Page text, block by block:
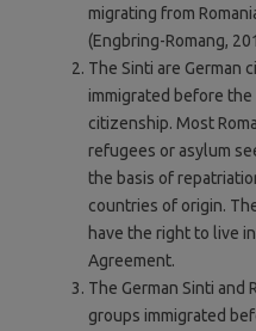
migrating from
(Engbring-Romang,
The Sinti are German
immigrated before the
citizenship. Most
refugees or asylum
the basis of
countries of origin.
have the right to live
Agreement.
The German Sinti and
groups immigrated